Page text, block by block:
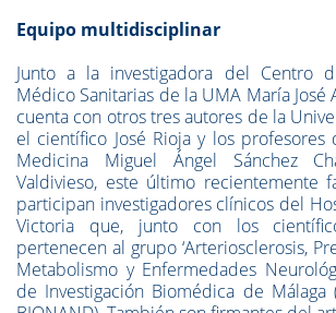
Equipo multidisciplinar
Junto a la investigadora del Centro
Médico Sanitarias de la UMA María José
cuenta con otros tres autores de la
el científico José Rioja y los profesores
Medicina Miguel Ángel Sánchez
Valdivieso, este último recientemente
participan investigadores clínicos del
Victoria que, junto con los
pertenecen al grupo ‘Arteriosclerosis,
Metabolismo y Enfermedades
de Investigación Biomédica de Málaga